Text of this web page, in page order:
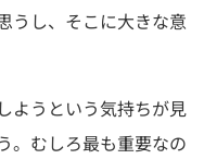
うし、そこに大きな意
ようという気持ちが見
。むしろ最も重要なの